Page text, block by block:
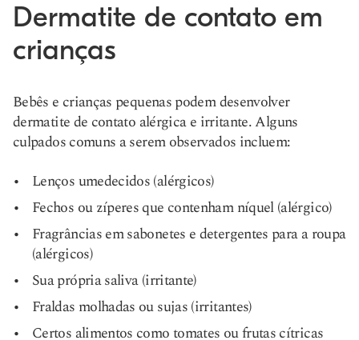
Dermatite de contato em
crianças
Bebês e crianças pequenas podem desenvolver
dermatite de contato alérgica e irritante. Alguns
culpados comuns a serem observados incluem:
Lenços umedecidos (alérgicos)
Fechos ou zíperes que contenham níquel (alérgico)
Fragrâncias em sabonetes e detergentes para a roupa
(alérgicos)
Sua própria saliva (irritante)
Fraldas molhadas ou sujas (irritantes)
Certos alimentos como tomates ou frutas cítricas